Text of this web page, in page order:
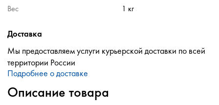
Вес
1 кг
Доставка
Мы предоставляем услуги курьерской доставки по всей
территории России
Подробнее о доставке
Описание товара